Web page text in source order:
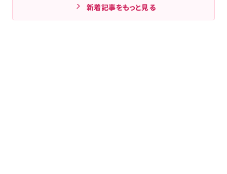
新着記事をもっと見る